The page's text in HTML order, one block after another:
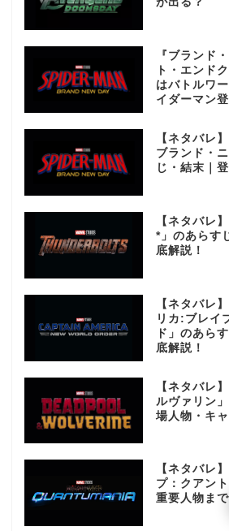
『ブランド
ト・エンド
はバトルワ
イダーマン
【ネタバレ
ブランド・
じ・結末｜
【ネタバレ
*」のあらす
底解説！
【ネタバレ
リカ:ブレイ
ド」のあら
底解説！
【ネタバレ
ルヴァリン
場人物・キ
【ネタバレ
プ：クアン
重要人物ま